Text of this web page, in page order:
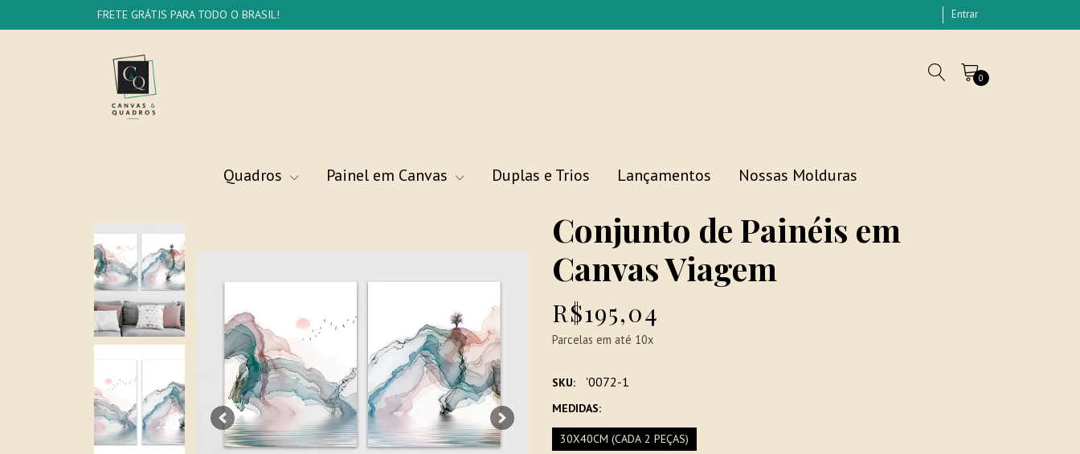
FRETE GRÁTIS PARA TODO O BRASIL! Entrar
0
Quadros Painel em Canvas Duplas e Trios Lançamentos Nossas Molduras
Previous Next
Conjunto de Painéis em
Canvas Viagem
R$195,04
Parcelas em até 10x
SKU: '0072-1
MEDIDAS:
30X40CM (CADA 2 PEÇAS)